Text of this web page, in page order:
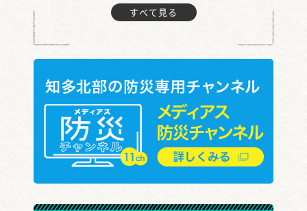
すべて見る